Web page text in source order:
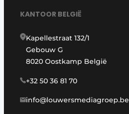
KANTOOR BELGIË
Kapellestraat 132/1
Gebouw G
8020 Oostkamp België
+32 50 36 81 70
info@louwersmediagroep.be